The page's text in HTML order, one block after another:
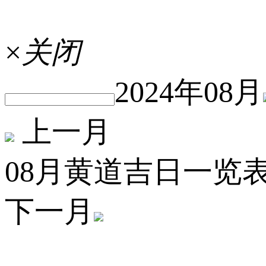
× 关闭
2024年08月
上一月
08月黄道吉日一览
下一月